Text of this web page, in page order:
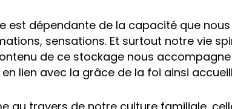
est dépendante de la capacité que
sensations. Et surtout notre vie
de ce stockage nous
lien avec la grâce de la foi ainsi